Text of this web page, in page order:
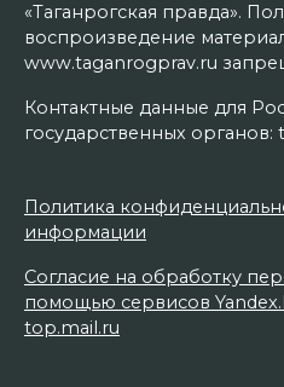
«Таганрогская правда».
воспроизведение
www.taganrogprav.ru
Контактные данные для
государственных органов:
Политика
информации
Согласие на обработку
помощью сервисов
top.mail.ru